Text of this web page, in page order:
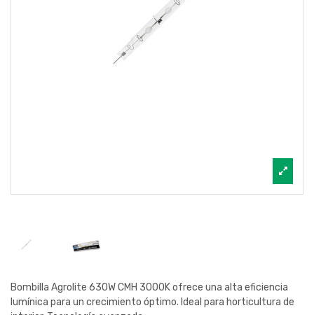
Bombilla Agrolite 630W CMH 3000K ofrece una alta eficiencia
lumínica para un crecimiento óptimo. Ideal para horticultura de